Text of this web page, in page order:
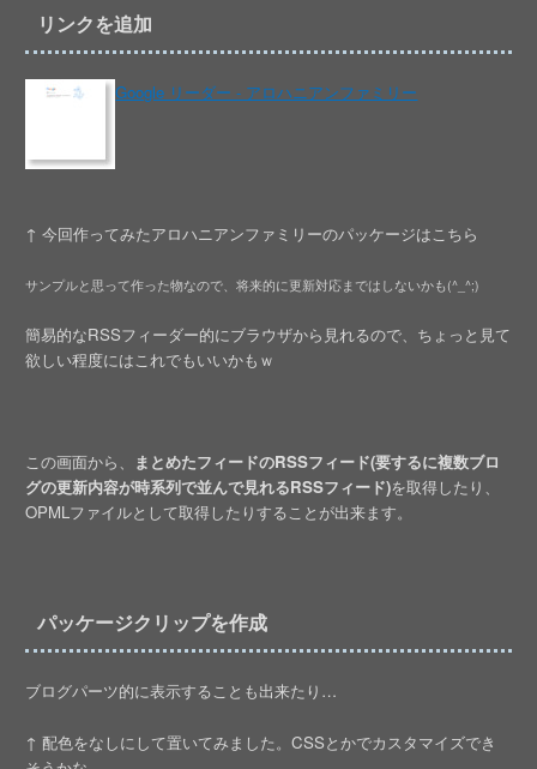
リンクを追加
Google リーダー - アロハニアンファミリー
↑ 今回作ってみたアロハニアンファミリーのパッケージはこちら
サンプルと思って作った物なので、将来的に更新対応まではしないかも(^_^;)
簡易的なRSSフィーダー的にブラウザから見れるので、ちょっと見て
欲しい程度にはこれでもいいかもｗ
この画面から、 まとめたフィードのRSSフィード(要するに複数ブロ
グの更新内容が時系列で並んで見れるRSSフィード)を取得したり、
OPMLファイルとして取得したりすることが出来ます。
パッケージクリップを作成
ブログパーツ的に表示することも出来たり…
↑ 配色をなしにして置いてみました。CSSとかでカスタマイズでき